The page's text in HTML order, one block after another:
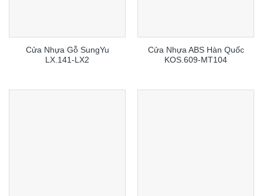
Cửa Nhựa Gỗ SungYu
LX.141-LX2
Cửa Nhựa ABS Hàn Quốc
KOS.609-MT104